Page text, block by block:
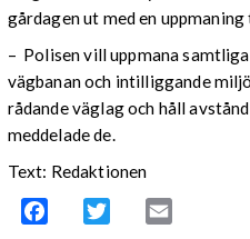
gårdagen ut med en
– Polisen vill uppmana
vägbanan och intilliggande
rådande väglag och håll
meddelade de.
Text: Redaktionen
Facebook Twitter